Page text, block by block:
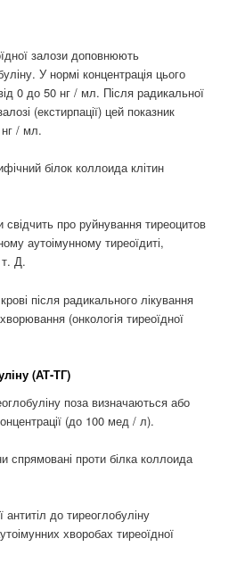
залози доповнюють
У нормі концентрація цього
0 до 50 нг / мл. Після радикальної
(екстирпації) цей показник
/ мл.
білок коллоида клітин
свідчить про руйнування тиреоцитов
аутоімунному тиреоїдиті,
т. Д.
після радикального лікування
(онкологія тиреоїдної
(АТ-ТГ)
поза визначаються або
(до 100 мед / л).
спрямовані проти білка коллоида
антитіл до тиреоглобуліну
хворобах тиреоїдної